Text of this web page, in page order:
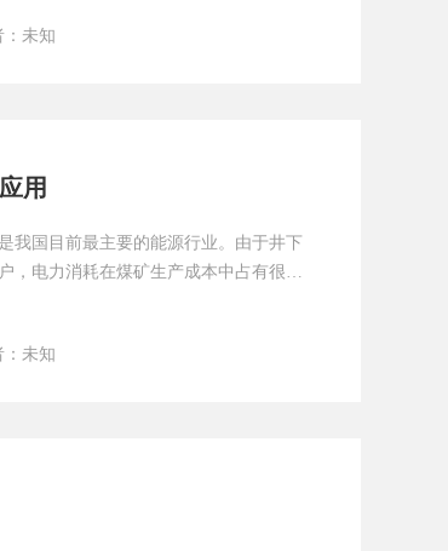
未知
用
我国目前最主要的能源行业。由于井下
电力消耗在煤矿生产成本中占有很大
未知